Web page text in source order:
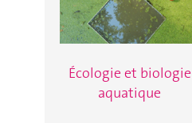
Écologie et biologie
aquatique